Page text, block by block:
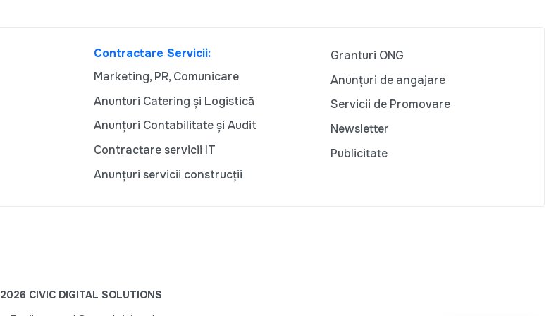
Contractare Servicii:
Marketing, PR, Comunicare
Anunturi Catering și Logistică
Anunțuri Contabilitate și Audit
Contractare servicii IT
Anunțuri servicii construcții
Granturi ONG
Anunțuri de angajare
Servicii de Promovare
Newsletter
Publicitate
2026 CIVIC DIGITAL SOLUTIONS